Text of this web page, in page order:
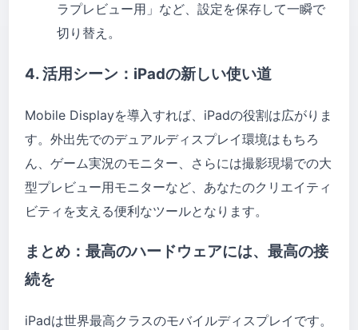
ラプレビュー用」など、設定を保存して一瞬で
切り替え。
4. 活用シーン：iPadの新しい使い道
Mobile Displayを導入すれば、iPadの役割は広がりま
す。外出先でのデュアルディスプレイ環境はもちろ
ん、ゲーム実況のモニター、さらには撮影現場での大
型プレビュー用モニターなど、あなたのクリエイティ
ビティを支える便利なツールとなります。
まとめ：最高のハードウェアには、最高の接
続を
iPadは世界最高クラスのモバイルディスプレイです。